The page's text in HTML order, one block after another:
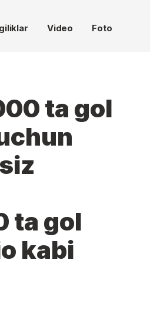
Video Foto
ta gol
ta gol
kabi